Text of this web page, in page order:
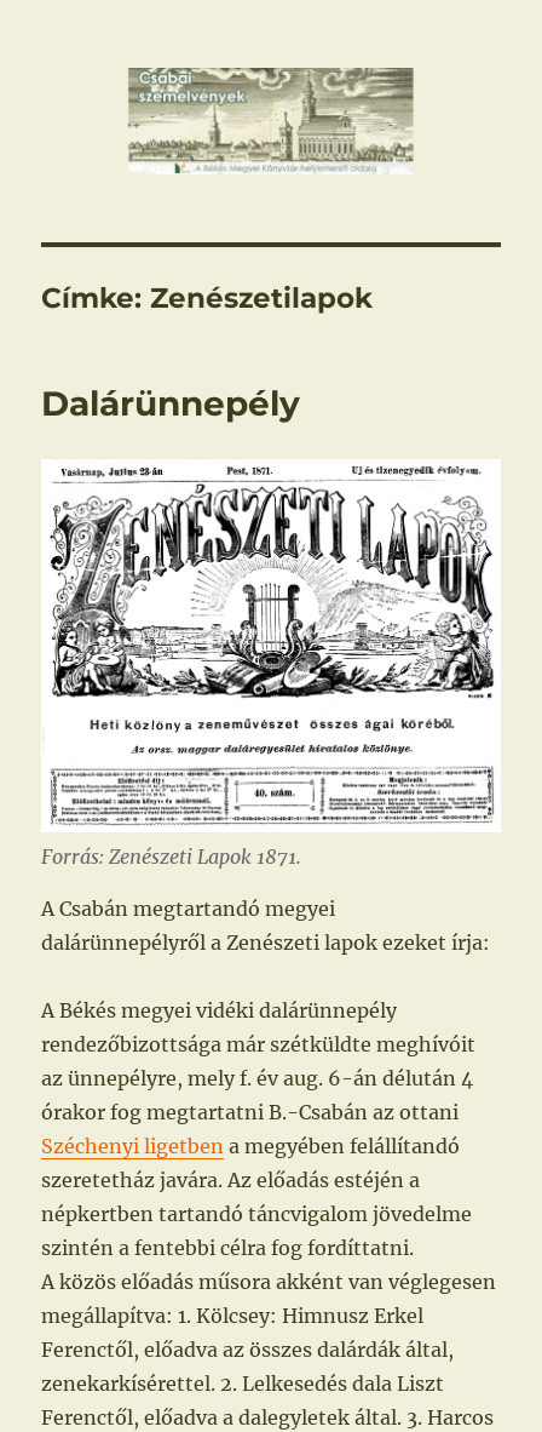
Csabai szemelvények
Címke:Zenészetilapok
Dalárünnepély
Forrás: Zenészeti Lapok 1871.
A Csabán megtartandó megyei
dalárünnepélyről a Zenészeti lapok ezeket írja:
A Békés megyei vidéki dalárünnepély
rendezőbizottsága már szétküldte meghívóit
az ünnepélyre, mely f. év aug. 6-án délután 4
órakor fog megtartatni B.-Csabán az ottani
Széchenyi ligetben a megyében felállítandó
szeretetház javára. Az előadás estéjén a
népkertben tartandó táncvigalom jövedelme
szintén a fentebbi célra fog fordíttatni.
A közös előadás műsora akként van véglegesen
megállapítva: 1. Kölcsey: Himnusz Erkel
Ferenctől, előadva az összes dalárdák által,
zenekarkísérettel. 2. Lelkesedés dala Liszt
Ferenctől, előadva a dalegyletek által. 3. Harcos